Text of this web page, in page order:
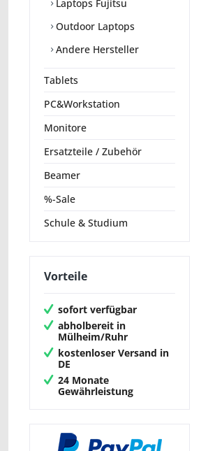
Laptops Fujitsu
Outdoor Laptops
Andere Hersteller
Tablets
PC&Workstation
Monitore
Ersatzteile / Zubehör
Beamer
%-Sale
Schule & Studium
Vorteile
sofort verfügbar
abholbereit in
Mülheim/Ruhr
kostenloser Versand in
DE
24 Monate
Gewährleistung